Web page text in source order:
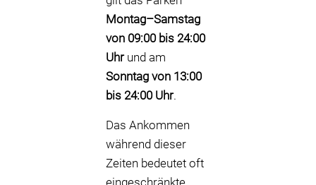
Montag–Samstag
von 09:00 bis 24:00
Uhrund am
Sonntag von 13:00
bis 24:00 Uhr.
Das Ankommen
während dieser
Zeiten bedeutet oft